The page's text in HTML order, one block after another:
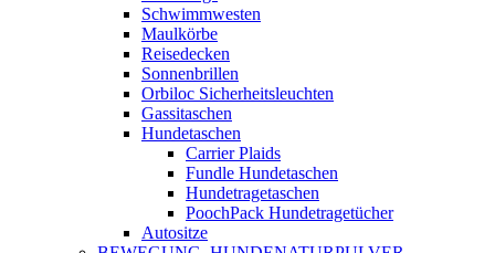
Schwimmwesten
Maulkörbe
Reisedecken
Sonnenbrillen
Orbiloc Sicherheitsleuchten
Gassitaschen
Hundetaschen
Carrier Plaids
Fundle Hundetaschen
Hundetragetaschen
PoochPack Hundetragetücher
Autositze